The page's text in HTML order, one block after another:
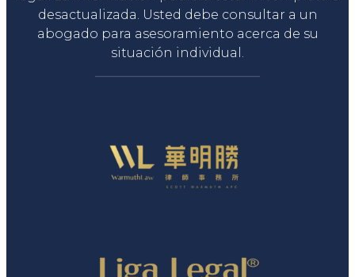
desactualizada. Usted debe consultar a un
abogado para asesoramiento acerca de su
situación individual.